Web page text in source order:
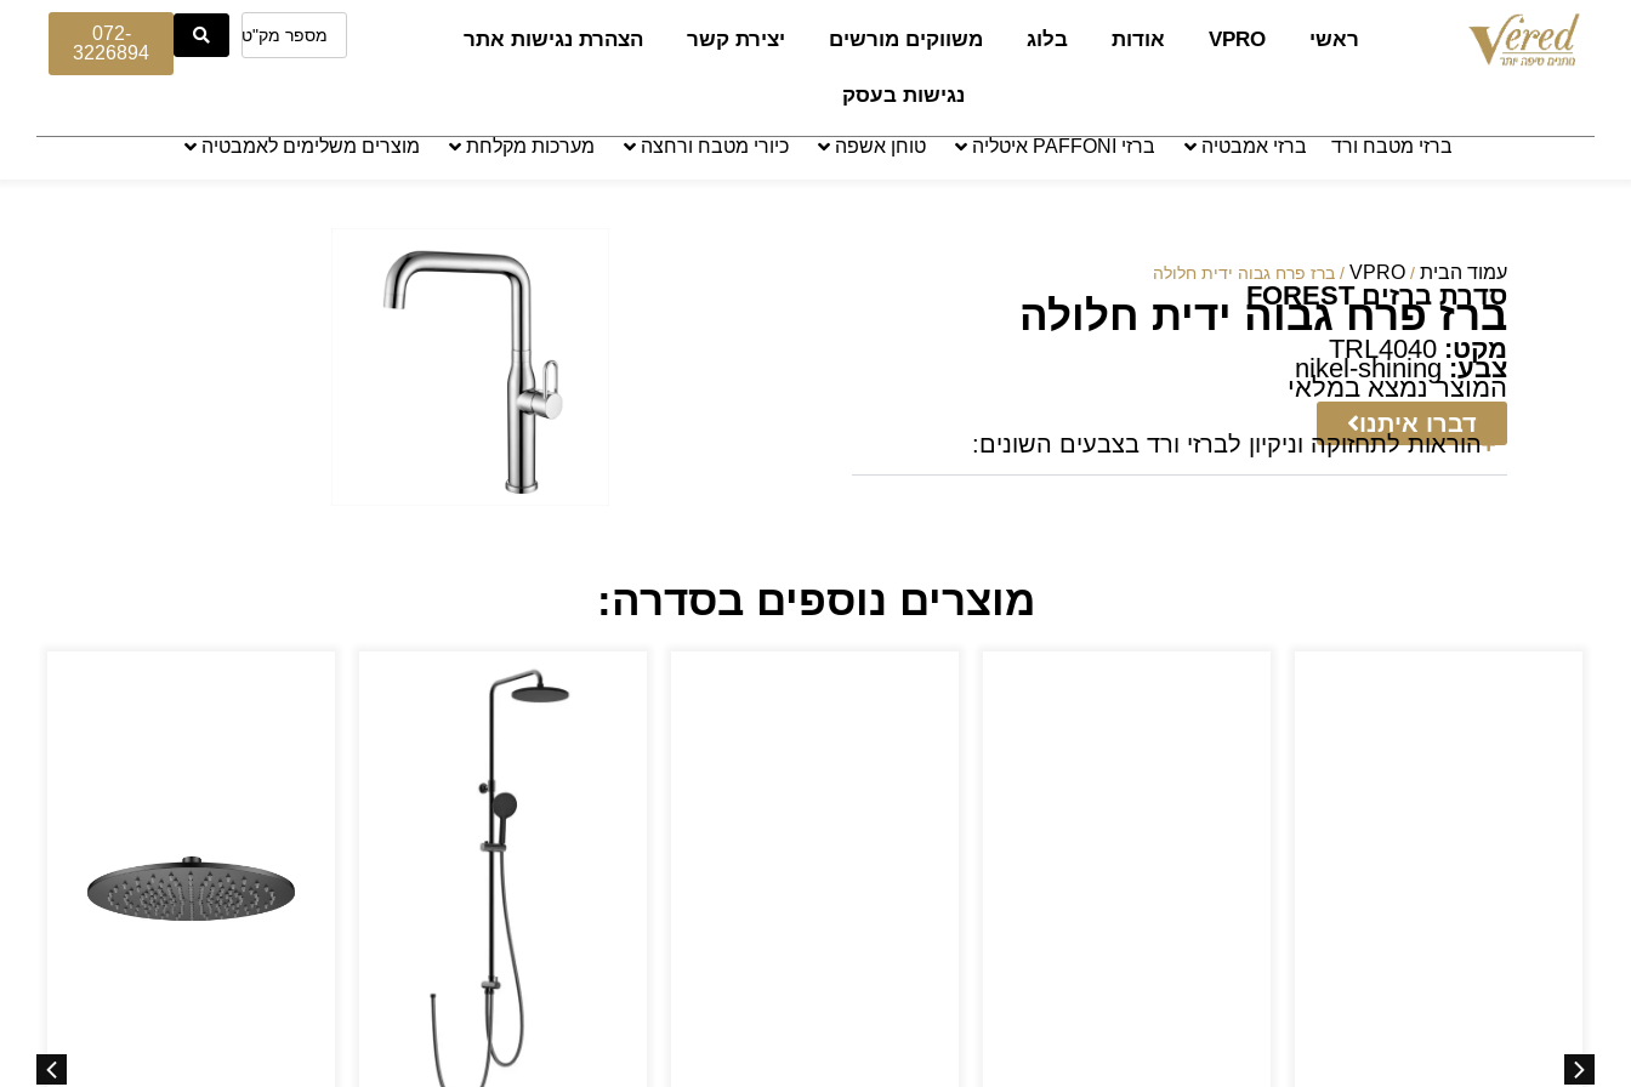
ראשי VPRO אודות בלוג משווקים מורשים יצירת קשר הצהרת נגישות אתר
נגישות בעסק
072-
3226894
ברזי מטבח ורד ברזי אמבטיה ברזי PAFFONI איטליה טוחן אשפה כיורי מטבח ורחצה מערכות מקלחת מוצרים משלימים לאמבטיה
עמוד הבית /
VPRO / ברז פרח גבוה ידית חלולה
סדרת ברזים FOREST
ברז פרח גבוה ידית חלולה
מקט:
צבע:nikel-shining
המוצר נמצא במלאי
דברו איתנו
הוראות לתחזוקה וניקיון לברזי ורד בצבעים השונים:
מוצרים נוספים בסדרה: